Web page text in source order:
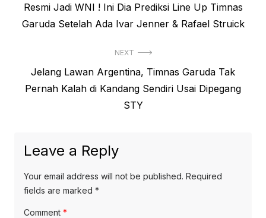
navigation
Previous
post:
Resmi Jadi WNI ! Ini Dia Prediksi Line Up Timnas
Garuda Setelah Ada Ivar Jenner & Rafael Struick
NEXT
Next
post:
Jelang Lawan Argentina, Timnas Garuda Tak
Pernah Kalah di Kandang Sendiri Usai Dipegang
STY
Leave a Reply
Your email address will not be published. Required
fields are marked *
Comment *